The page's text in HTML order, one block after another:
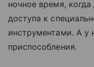
ночное время,
доступа к
инструментами. А у
приспособления.